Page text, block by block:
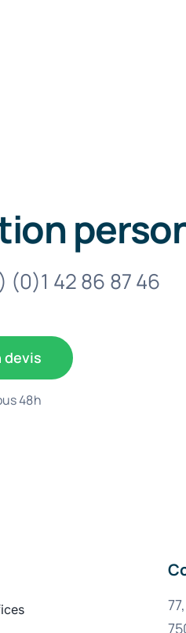
(0)1 42 86 87 46
devis
48h